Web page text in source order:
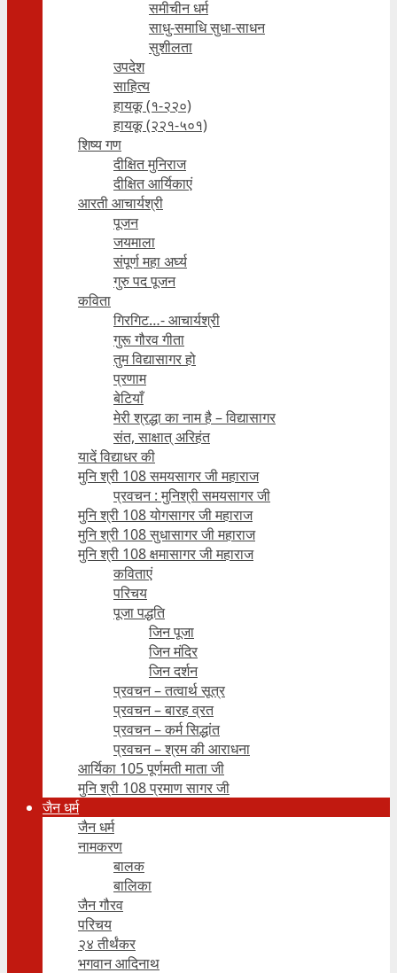
समीचीन धर्म
साधु-समाधि सुधा-साधन
सुशीलता
उपदेश
साहित्य
हायकू (१‍-२२०)
हायकू (२२१-५०१)
शिष्य गण
दीक्षित मुनिराज
दीक्षित आर्यिकाएं
आरती आचार्यश्री
पूजन
जयमाला
संपूर्ण महा अर्घ्य
गुरु पद पूजन
कविता
गिरगिट…- आचार्यश्री
गुरू गौरव गीता
तुम विद्यासागर हो
प्रणाम
बेटियाँ
मेरी श्रद्धा का नाम है – विद्यासागर
संत, साक्षात् अरिहंत
यादें विद्याधर की
मुनि श्री 108 समयसागर जी महाराज
प्रवचन : मुनिश्री समयसागर जी
मुनि श्री 108 योगसागर जी महाराज
मुनि श्री 108 सुधासागर जी महाराज
मुनि श्री 108 क्षमासागर जी महाराज
कविताएं
परिचय
पूजा पद्धति
जिन पूजा
जिन मंदिर
जिन दर्शन
प्रवचन – तत्वार्थ सूत्र
प्रवचन – बारह व्रत
प्रवचन – कर्म सिद्धांत
प्रवचन – श्रम की आराधना
आर्यिका 105 पूर्णमती माता जी
मुनि श्री 108 प्रमाण सागर जी
जैन धर्म
जैन धर्म
नामकरण
बालक
बालिका
जैन गौरव
परिचय
२४ तीर्थंकर
भगवान आदिनाथ